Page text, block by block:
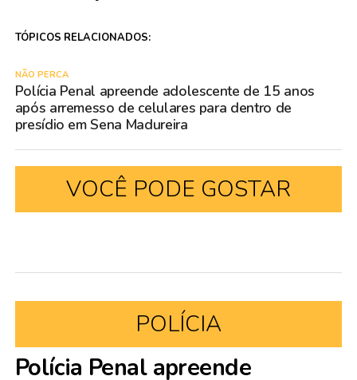
TÓPICOS RELACIONADOS:
NÃO PERCA
Polícia Penal apreende adolescente de 15 anos
após arremesso de celulares para dentro de
presídio em Sena Madureira
VOCÊ PODE GOSTAR
POLÍCIA
Polícia Penal apreende